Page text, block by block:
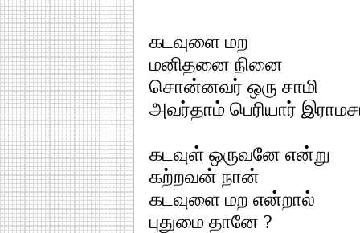
கடவுளை மற
மனிதனை நினை
சொன்னவர் ஒரு சாமி
அவர்தாம் பெரியார்
கடவுள் ஒருவனே என்று
கற்றவன் நான்
கடவுளை மற என்றால்
புதுமை தானே ?